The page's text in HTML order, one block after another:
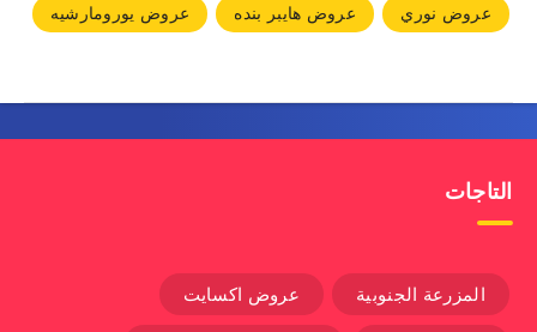
عروض نوري
عروض هايبر بنده عروض يورومارشيه
التاجات
المزرعة الجنوبية عروض اكسايت